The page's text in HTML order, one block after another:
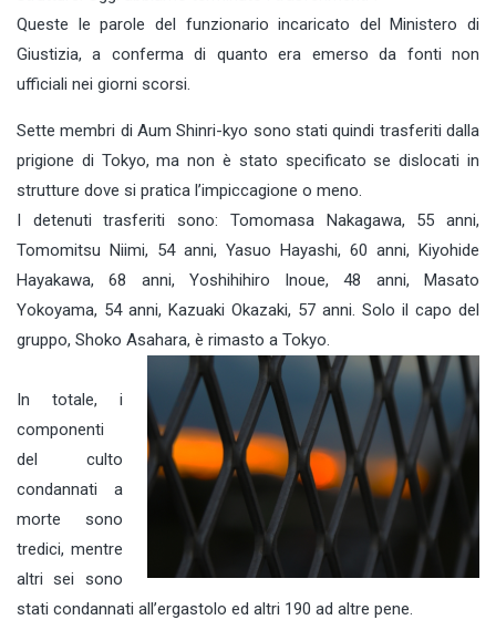
Queste le parole del funzionario incaricato del Ministero di
Giustizia, a conferma di quanto era emerso da fonti non
ufficiali nei giorni scorsi.
Sette membri di Aum Shinri-kyo sono stati quindi trasferiti dalla
prigione di Tokyo, ma non è stato specificato se dislocati in
strutture dove si pratica l’impiccagione o meno.
I detenuti trasferiti sono: Tomomasa Nakagawa, 55 anni,
Tomomitsu Niimi, 54 anni, Yasuo Hayashi, 60 anni, Kiyohide
Hayakawa, 68 anni, Yoshihihiro Inoue, 48 anni, Masato
Yokoyama, 54 anni, Kazuaki Okazaki, 57 anni. Solo il capo del
gruppo, Shoko Asahara, è rimasto a Tokyo.
In totale, i
componenti
del culto
condannati a
morte sono
tredici, mentre
altri sei sono
stati condannati all’ergastolo ed altri 190 ad altre pene.